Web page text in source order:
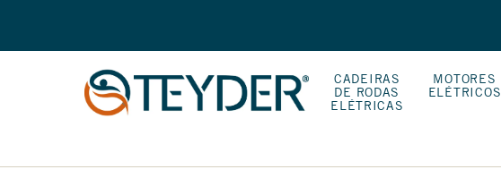
CADEIRAS
DE RODAS
ELÉTRICAS
MOTORES
ELÉTRICOS